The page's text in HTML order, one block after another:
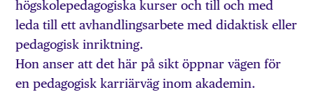
högskolepedagogiska kurser och till och med
leda till ett avhandlingsarbete med didaktisk eller
pedagogisk inriktning.
Hon anser att det här på sikt öppnar vägen för
en pedagogisk karriärväg inom akademin.